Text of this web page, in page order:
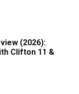
(2026):
Clifton 11 &